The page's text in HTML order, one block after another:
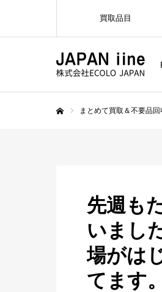
買取品目
まとめて買取＆不要品回
先週も
いまし
場がは
てます。